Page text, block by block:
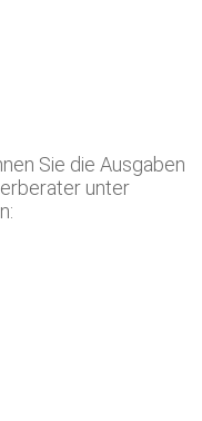
Sie die Ausgaben
unter